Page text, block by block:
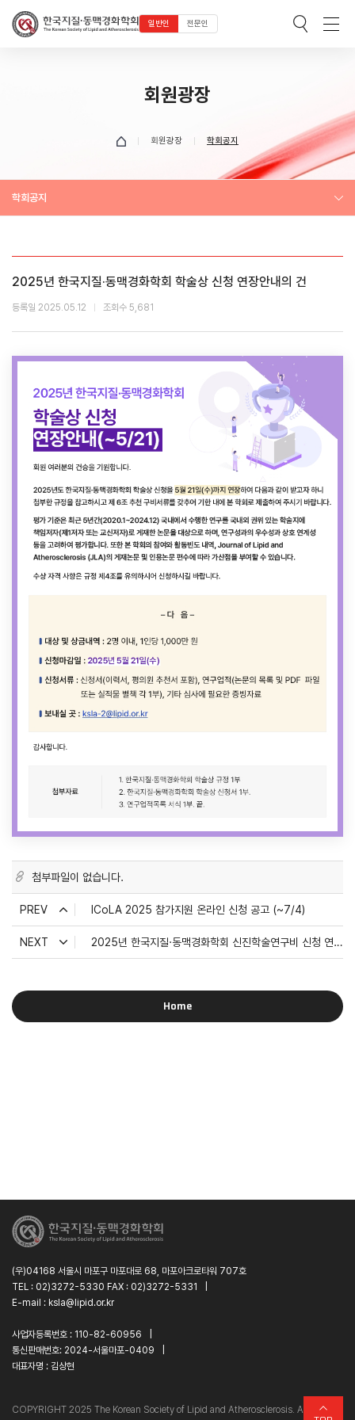
일반인 전문인
회원광장
회원광장 학회공지
학회공지
2025년 한국지질·동맥경화학회 학술상 신청 연장안내의 건
등록일 2025.05.12 조회수 5,681
첨부파일이 없습니다.
PREV ICoLA 2025 참가지원 온라인 신청 공고 (~7/4)
NEXT 2025년 한국지질·동맥경화학회 신진학술연구비 신청 연장안내의 건
Home
(우)04168 서울시 마포구 마포대로 68, 마포아크로타워 707호
TEL : 02)3272-5330 FAX : 02)3272-5331
E-mail : ksla@lipid.or.kr
사업자등록번호 : 110-82-60956
통신판매번호: 2024-서울마포-0409
대표자명 : 김상현
CO PYRIGHT 2025 The Korean Society of Lipid and Atherosclerosis. All